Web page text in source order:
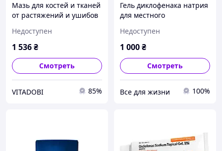
Мазь для костей и тканей
от растяжений и ушибов
Formulas (Complete Tissue
& Bone
Недоступен
1 536₴
Смотреть
VITADOBI 85%
Гель диклофенака натрия
для местного
Reddy
Недоступен
1 000₴
Смотреть
Все для жизни 100%